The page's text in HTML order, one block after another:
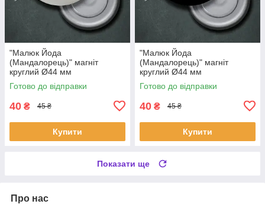
"Малюк Йода
(Мандалорець)" магніт
круглий Ø44 мм
Готово до відправки
40 ₴ 45 ₴
Купити
"Малюк Йода
(Мандалорець)" магніт
круглий Ø44 мм
Готово до відправки
40 ₴ 45 ₴
Купити
Показати ще
Про нас